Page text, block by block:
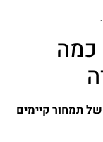
כמה
תמחור קיימים